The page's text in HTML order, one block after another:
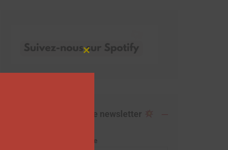
Abonnez-vous à notre newsletter
Adresse de messagerie
module